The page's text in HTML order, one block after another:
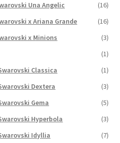
Una Angelic
(16)
x Ariana Grande
(16)
x Minions
(3)
(1)
Classica
(1)
Dextera
(3)
Gema
(5)
Hyperbola
(3)
Idyllia
(7)